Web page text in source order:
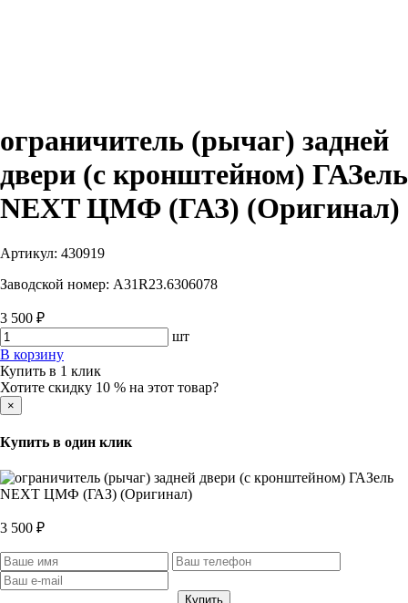
ограничитель (рычаг) задней
двери (с кронштейном) ГАЗель
NEXT ЦМФ (ГАЗ) (Оригинал)
Артикул: 430919
Заводской номер: A31R23.6306078
3 500 ₽
шт
В корзину
Купить в 1 клик
Хотите скидку 10 % на этот товар?
×
Купить в один клик
3 500 ₽